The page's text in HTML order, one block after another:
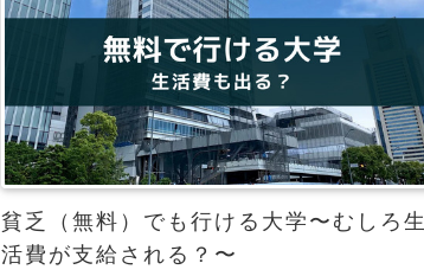
貧乏（無料）でも行ける大学〜むしろ生
活費が支給される？〜